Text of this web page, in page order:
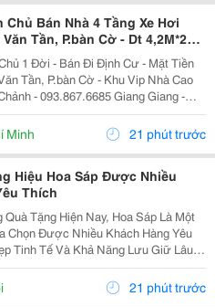
Chủ Bán Nhà 4 Tầng Xe Hơi
Tần, P.bàn Cờ - Dt 4,2M*22M
- Giá Chào Tốt Chỉ 18,2T-
1 Đời - Bán Đi Định Cư - Mặt Tiền
Tần, P.bàn Cờ - Khu Vip Nhà Cao
- 093.867.6685 Giang Giang -
Ngang 3,8M Nở Hậu 4,2M * 22M. -
- Sân Thượng - 4Pn - 5Wc. -...
Minh 21 phút trước
Hiệu Hoa Sáp Được Nhiều
Thích
Quà Tặng Hiện Nay, Hoa Sáp Là Một
Chọn Được Nhiều Khách Hàng Yêu
Tinh Tế Và Khả Năng Lưu Giữ Lâu
Thương Hiệu Nổi Bật, Lovibe
Cái Tên Được Nhiều Người Lựa
21 phút trước